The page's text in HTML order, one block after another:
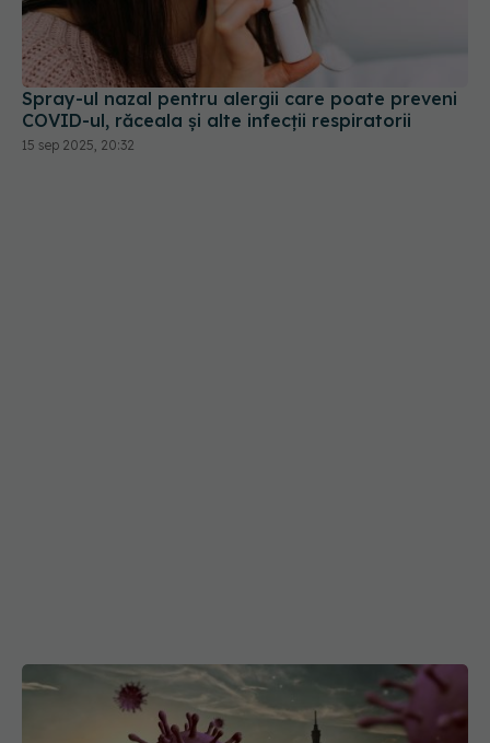
Spray-ul nazal pentru alergii care poate preveni
COVID-ul, răceala și alte infecții respiratorii
15 sep 2025, 20:32